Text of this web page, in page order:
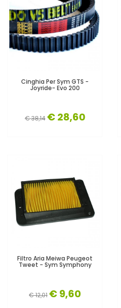
Cinghia Per Sym GTS -
Joyride- Evo 200
€ 38,14 € 28,60
Filtro Aria Meiwa Peugeot
Tweet - Sym Symphony
€ 12,01 € 9,60